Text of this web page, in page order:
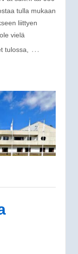
tulla mukaan
liittyen
vielä
tulossa,
…